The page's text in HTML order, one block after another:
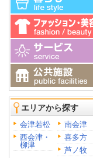
エリアから探す
会津若松
南会津
西会津・
柳津
喜多方
芦ノ牧